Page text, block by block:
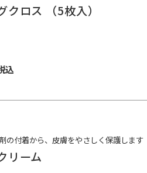
クロス （5枚入）
込
の付着から、皮膚をやさしく保護します
リーム